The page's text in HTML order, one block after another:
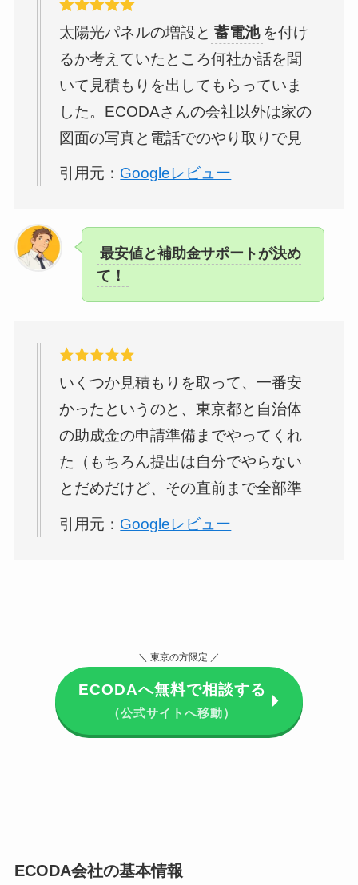
太陽光パネルの増設と 蓄電池 を付け
るか考えていたところ何社か話を聞
いて見積もりを出してもらっていま
した。ECODAさんの会社以外は家の
図面の写真と電話でのやり取りで見
積もりを出して終わりでしたが
電量を見た上で 今までの電気使用量
と合わせて考えても パネルを増やす
より
にアドバイスを頂きました。個々の
生活に合わせてアドバイスしてくれ
たことに感動してECODAさんに決め
ようと思いました。他にも色々な質
問も分かりやすく答えてくれたり、
今後のメンテナンスのことも不安な
引用元： Googleレビュー
最安値と補助金サポートが決め
て！
いくつか見積もりを取って、一番安
かったというのと、東京都と自治体
の助成金の申請準備までやってくれ
た（もちろん提出は自分でやらない
とだめだけど、その直前まで全部準
備してくれるし、説明もしてくれ
りを通して、信頼が生まれ、ここの
会社に任せようと思いました。功利
主義で売りつけようとしているので
はなくて、ちゃんとこちら（買い
実際、契約、支払い、工事、助成金
引用元： Googleレビュー
＼ 東京の方限定 ／
ECODAへ無料で相談する
（公式サイトへ移動）
ECODA会社の基本情報